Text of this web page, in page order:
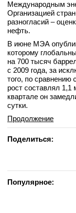
Международным
Организацией
разногласий –
нефть.
В июне МЭА
которому
на 700 тысяч
с 2009 года, за
того, по сравнению
рост составлял 1,1
квартале он
сутки.
Продолжение
Поделиться:
Популярное: